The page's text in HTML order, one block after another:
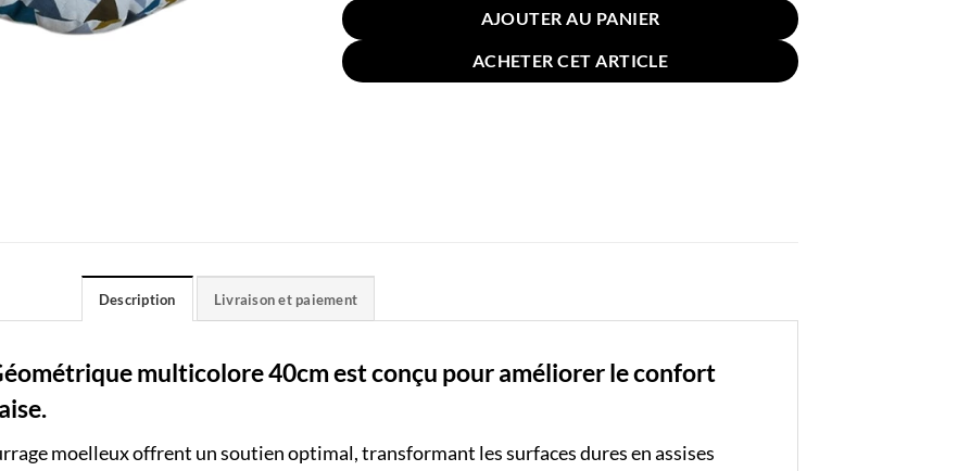
AJOUTER AU PANIER
ACHETER CET ARTICLE
Description Livraison et paiement
multicolore 40cm est conçu pour améliorer le confort
moelleux offrent un soutien optimal, transformant les surfaces dures en assises